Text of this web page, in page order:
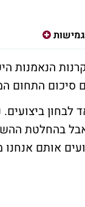
הנאמנות
ביצועים.
בהחלטת
אותם